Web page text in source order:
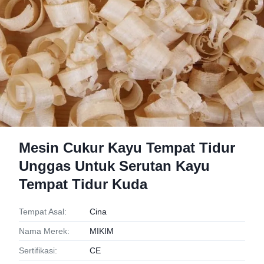
Mesin Cukur Kayu Tempat Tidur
Unggas Untuk Serutan Kayu
Tempat Tidur Kuda
Tempat Asal: Cina
Nama Merek: MIKIM
Sertifikasi: CE